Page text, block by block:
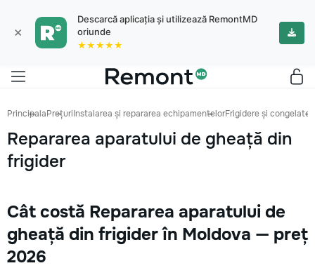
×
Descarcă aplicația și utilizează RemontMD
oriunde
★★★★★
PrincipalaPrețuriInstalarea și repararea echipamentelorFrigidere și
Repararea aparatului de gheață din
frigider
Cât costă Repararea aparatului de
gheață din frigider în Moldova — preț
2026